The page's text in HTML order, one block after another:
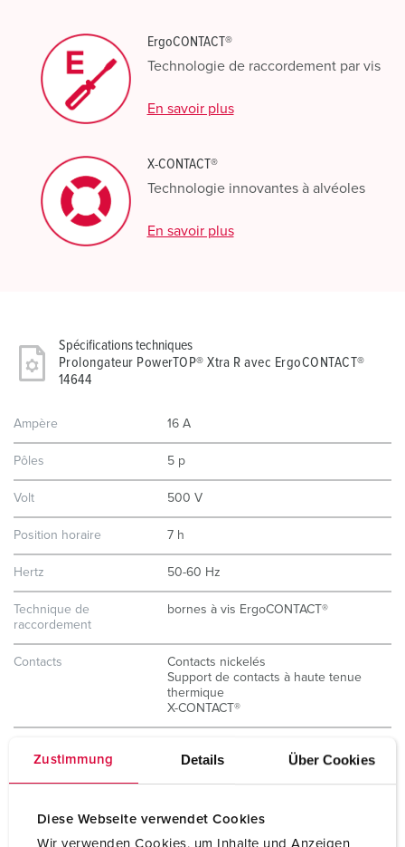
Zustimmung Details Über Cookies
Diese Webseite verwendet Cookies
Wir verwenden Cookies, um Inhalte und Anzeigen
ErgoCONTACT®
Technologie de raccordement par vis
En savoir plus
X-CONTACT®
Technologie innovantes à alvéoles
En savoir plus
Spécifications techniques
Prolongateur PowerTOP® Xtra R avec ErgoCONTACT®
14644
Ampère 16 A
Pôles 5 p
Volt 500 V
Position horaire 7 h
Hertz 50-60 Hz
Technique de
raccordement
bornes à vis ErgoCONTACT®
Contacts
Contacts nickelés
Support de contacts à haute tenue
thermique
X-CONTACT®
Poids 335 g
Certification de
conformité
CB Zertifikat
VDE